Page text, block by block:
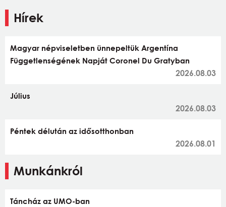
Hírek
Magyar népviseletben ünnepeltük Argentína
Függetlenségének Napját Coronel Du Gratyban
2026.08.03
Július
2026.08.03
Péntek délután az idősotthonban
2026.08.01
Munkánkról
Táncház az UMO-ban